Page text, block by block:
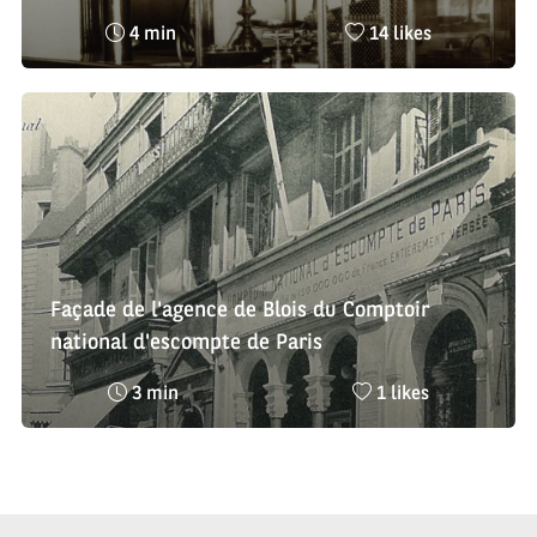
Temps
de
lecture
:
4 min
Nombre
de
likes
:
14 likes
Façade de l'agence de Blois du Comptoir
national d'escompte de Paris
Temps
de
3 min
Nombre
1 likes